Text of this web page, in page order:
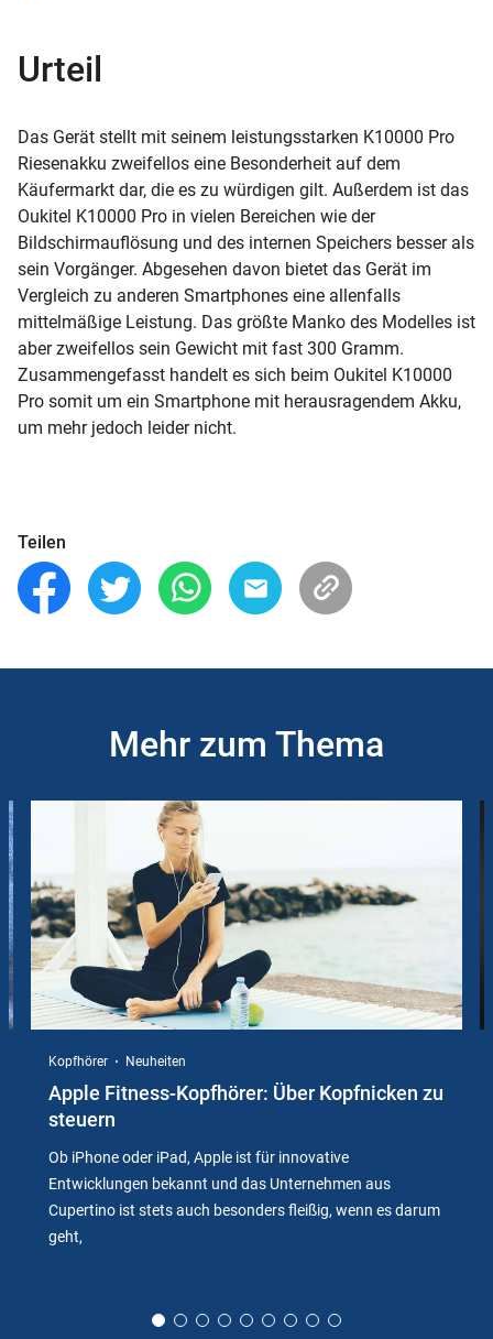
Urteil
Das Gerät stellt mit seinem leistungsstarken K10000 Pro
Riesenakku zweifellos eine Besonderheit auf dem
Käufermarkt dar, die es zu würdigen gilt. Außerdem ist das
Oukitel K10000 Pro in vielen Bereichen wie der
Bildschirmauflösung und des internen Speichers besser als
sein Vorgänger. Abgesehen davon bietet das Gerät im
Vergleich zu anderen Smartphones eine allenfalls
mittelmäßige Leistung. Das größte Manko des Modelles ist
aber zweifellos sein Gewicht mit fast 300 Gramm.
Zusammengefasst handelt es sich beim Oukitel K10000
Pro somit um ein Smartphone mit herausragendem Akku,
um mehr jedoch leider nicht.
Teilen
Mehr zum Thema
Instructions
Kopfhörer Neuheiten
Apple Fitness-Kopfhörer: Über Kopfnicken zu
steuern
Ob iPhone oder iPad, Apple ist für innovative
Entwicklungen bekannt und das Unternehmen aus
Cupertino ist stets auch besonders fleißig, wenn es darum
geht,